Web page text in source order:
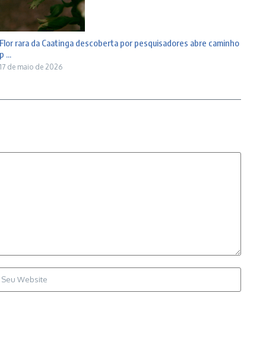
Flor rara da Caatinga descoberta por pesquisadores abre caminho
p ...
17 de maio de 2026